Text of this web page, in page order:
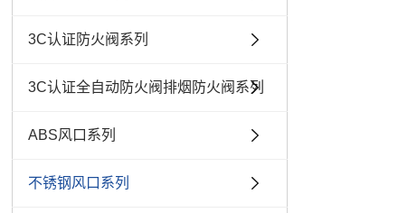
3C认证防火阀系列
3C认证全自动防火阀排烟防火阀系列
ABS风口系列
不锈钢风口系列